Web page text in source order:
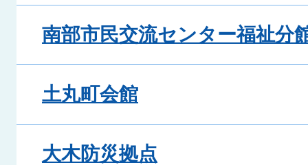
南部市民交流センター福祉分
土丸町会館
大木防災拠点